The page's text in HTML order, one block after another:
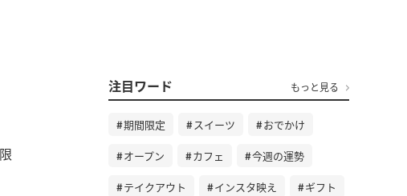
注目ワード もっと見る
期間限定 スイーツ おでかけ
オープン カフェ 今週の運勢
テイクアウト インスタ映え ギフト